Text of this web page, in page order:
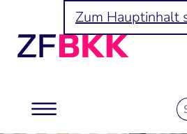
Zum Hauptinhalt